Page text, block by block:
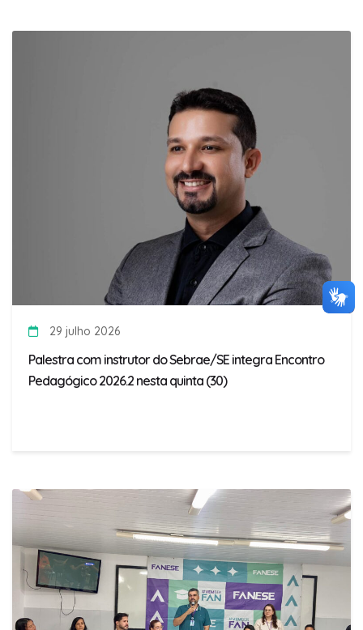
29 julho 2026
Palestra com instrutor do Sebrae/SE integra Encontro
Pedagógico 2026.2 nesta quinta (30)